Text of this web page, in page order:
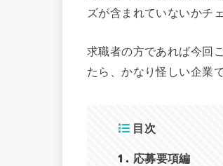
ズが含まれていないかチ
求職者の方であれば今回
たら、かなり怪しい企業
目次
1 応募要項編